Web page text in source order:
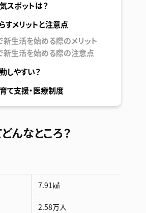
スポットは？
すメリットと注意点
新生活を始める際のメリット
新生活を始める際の注意点
しやすい？
て支援・医療制度
んなところ？
7.91㎢
2.58万人